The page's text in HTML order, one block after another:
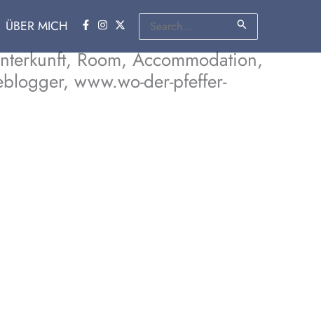
ÜBER MICH
Suchen
nach:
Room, Accommodation,
www.wo-der-pfeffer-